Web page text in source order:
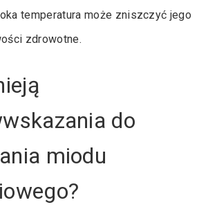
temperatura może zniszczyć jego
zdrowotne.
do
miodu